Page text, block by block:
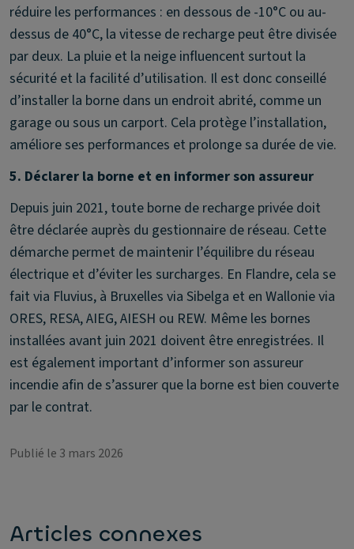
réduire les performances : en dessous de -10°C ou au-
dessus de 40°C, la vitesse de recharge peut être divisée
par deux. La pluie et la neige influencent surtout la
sécurité et la facilité d’utilisation. Il est donc conseillé
d’installer la borne dans un endroit abrité, comme un
garage ou sous un carport. Cela protège l’installation,
améliore ses performances et prolonge sa durée de vie.
5. Déclarer la borne et en informer son assureur
Depuis juin 2021, toute borne de recharge privée doit
être déclarée auprès du gestionnaire de réseau. Cette
démarche permet de maintenir l’équilibre du réseau
électrique et d’éviter les surcharges. En Flandre, cela se
fait via Fluvius, à Bruxelles via Sibelga et en Wallonie via
ORES, RESA, AIEG, AIESH ou REW. Même les bornes
installées avant juin 2021 doivent être enregistrées. Il
est également important d’informer son assureur
incendie afin de s’assurer que la borne est bien couverte
par le contrat.
Publié le 3 mars 2026
Articles connexes